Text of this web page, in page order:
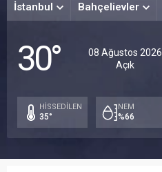
İstanbul Bahçelievler
30°
08 Ağustos 2026
Açık
HİSSEDİLEN
35°
NEM
%66